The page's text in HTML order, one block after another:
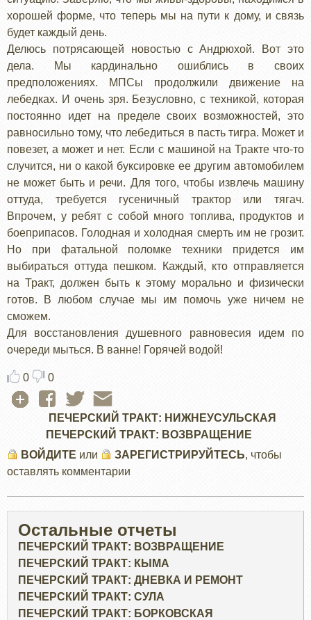
хорошей форме, что теперь мы на пути к дому, и связь
будет каждый день.
Делюсь потрясающей новостью с Андрюхой. Вот это
дела. Мы кардинально ошиблись в своих
предположениях. МПСы продолжили движение на
лебедках. И очень зря. Безусловно, с техникой, которая
постоянно идет на пределе своих возможностей, это
равносильно тому, что лебедиться в пасть тигра. Может и
повезет, а может и нет. Если с машиной на Тракте что-то
случится, ни о какой буксировке ее другим автомобилем
не может быть и речи. Для того, чтобы извлечь машину
оттуда, требуется гусеничный трактор или тягач.
Впрочем, у ребят с собой много топлива, продуктов и
боеприпасов. Голодная и холодная смерть им не грозит.
Но при фатальной поломке техники придется им
выбираться оттуда пешком. Каждый, кто отправляется
на Тракт, должен быть к этому морально и физически
готов. В любом случае мы им помочь уже ничем не
сможем.
Для восстановления душевного равновесия идем по
очереди мыться. В ванне! Горячей водой!
0 0
ПЕЧЕРСКИЙ ТРАКТ: НИЖНЕУСУЛЬСКАЯ
ПЕЧЕРСКИЙ ТРАКТ: ВОЗВРАЩЕНИЕ
ВОЙДИТЕ или ЗАРЕГИСТРИРУЙТЕСЬ, чтобы
оставлять комментарии
Остальные отчеты
ПЕЧЕРСКИЙ ТРАКТ: ВОЗВРАЩЕНИЕ
ПЕЧЕРСКИЙ ТРАКТ: КЫМА
ПЕЧЕРСКИЙ ТРАКТ: ДНЕВКА И РЕМОНТ
ПЕЧЕРСКИЙ ТРАКТ: СУЛА
ПЕЧЕРСКИЙ ТРАКТ: БОРКОВСКАЯ